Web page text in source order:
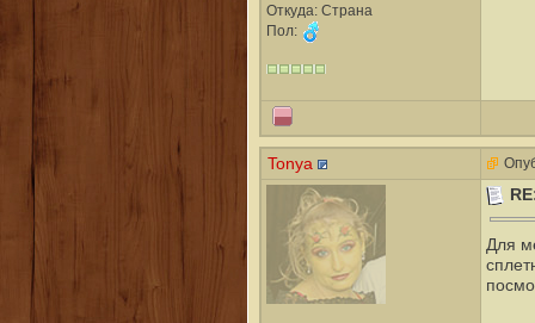
Откуда: Страна
Пол:
Tonya
Для